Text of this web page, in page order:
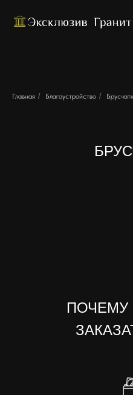
Главная / Благоустройство /
ПОЧЕМУ